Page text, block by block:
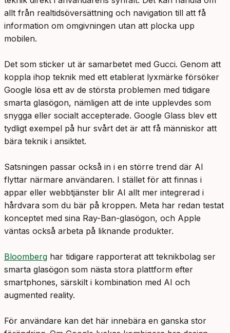
allt från realtidsöversättning och navigation till att få
information om omgivningen utan att plocka upp
mobilen.
Det som sticker ut är samarbetet med Gucci. Genom att
koppla ihop teknik med ett etablerat lyxmärke försöker
Google lösa ett av de största problemen med tidigare
smarta glasögon, nämligen att de inte upplevdes som
snygga eller socialt accepterade. Google Glass blev ett
tydligt exempel på hur svårt det är att få människor att
bära teknik i ansiktet.
Satsningen passar också in i en större trend där AI
flyttar närmare användaren. I stället för att finnas i
appar eller webbtjänster blir AI allt mer integrerad i
hårdvara som du bär på kroppen. Meta har redan testat
konceptet med sina Ray-Ban-glasögon, och Apple
väntas också arbeta på liknande produkter.
Bloomberg har tidigare rapporterat att teknikbolag ser
smarta glasögon som nästa stora plattform efter
smartphones, särskilt i kombination med AI och
augmented reality.
För användare kan det här innebära en ganska stor